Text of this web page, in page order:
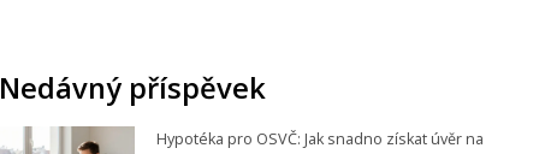
Nedávný příspěvek
Hypotéka pro OSVČ: Jak snadno získat úvěr na